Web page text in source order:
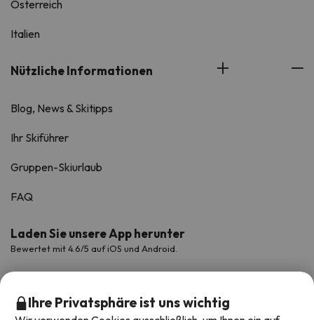
Österreich
Italien
Nützliche Informationen
Blog, News & Skitipps
Ihr Skiführer
Gruppen-Skiurlaub
FAQ
Laden Sie unsere App herunter
Bewertet mit 4.6/5 auf iOS und Android.
Ihre Privatsphäre ist uns wichtig